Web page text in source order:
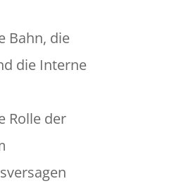
Bahn, die
die Interne
Rolle der